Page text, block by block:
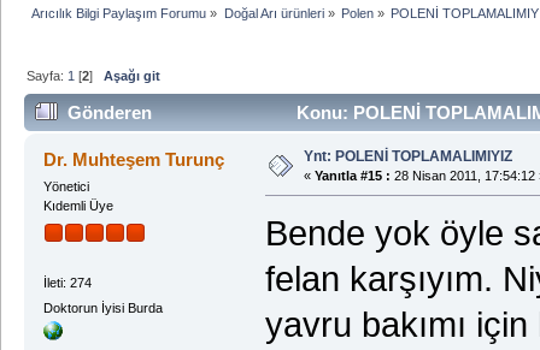
Arıcılık Bilgi Paylaşım Forumu » Doğal Arı ürünleri» Polen» POLENİ
Sayfa: 1 [2]Aşağı git
Gönderen Konu: POLENİ
Dr. Muhteşem Turunç
Yönetici
Kıdemli Üye
İleti: 274
Doktorun İyisi Burda
Ynt: POLENİ TOPLAMALIMIYIZ
« Yanıtla #15 : 28 Nisan 2011, 17:54:12
Bende yok öyle
felan karşıyım.
yavru bakımı